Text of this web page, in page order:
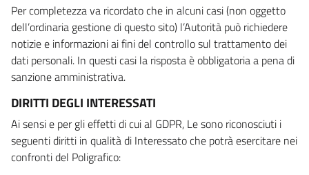
Per completezza va ricordato che in alcuni casi (non oggetto
dell’ordinaria gestione di questo sito) l’Autorità può richiedere
notizie e informazioni ai fini del controllo sul trattamento dei
dati personali. In questi casi la risposta è obbligatoria a pena di
sanzione amministrativa.
DIRITTI DEGLI INTERESSATI
Ai sensi e per gli effetti di cui al GDPR, Le sono riconosciuti i
seguenti diritti in qualità di Interessato che potrà esercitare nei
confronti del Poligrafico: